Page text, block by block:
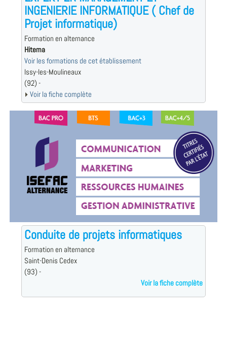
INGENIERIE INFORMATIQUE ( Chef de
Projet informatique)
Formation en alternance
Hitema
Voir les formations de cet établissement
Issy-les-Moulineaux
(92) -
Voir la fiche complète
Conduite de projets informatiques
Formation en alternance
Saint-Denis Cedex
(93) -
Voir la fiche complète